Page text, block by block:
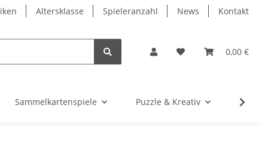
Altersklasse Spieleranzahl News Kontakt
0,00 €
Sammelkartenspiele Puzzle & Kreativ